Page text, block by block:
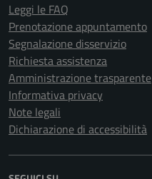
Leggi le FAQ
Prenotazione appuntamento
Segnalazione disservizio
Richiesta assistenza
Amministrazione trasparente
Informativa privacy
Note legali
Dichiarazione di accessibilità